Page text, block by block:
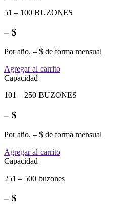
51 – 100 BUZONES
– $
Por año. – $ de forma mensual
Agregar al carrito
Capacidad
101 – 250 BUZONES
– $
Por año. – $ de forma mensual
Agregar al carrito
Capacidad
251 – 500 buzones
– $